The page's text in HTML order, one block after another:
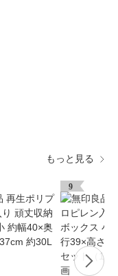
もっと見る
9